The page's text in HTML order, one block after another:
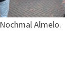
Nochmal Almelo.